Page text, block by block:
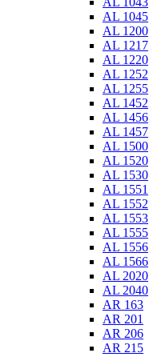
AL 1045
AL 1200
AL 1217
AL 1220
AL 1252
AL 1255
AL 1452
AL 1456
AL 1457
AL 1500
AL 1520
AL 1530
AL 1551
AL 1552
AL 1553
AL 1555
AL 1556
AL 1566
AL 2020
AL 2040
AR 163
AR 201
AR 206
AR 215